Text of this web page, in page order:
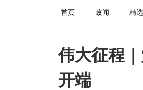
首页 政闻 精选
伟大征程
开端